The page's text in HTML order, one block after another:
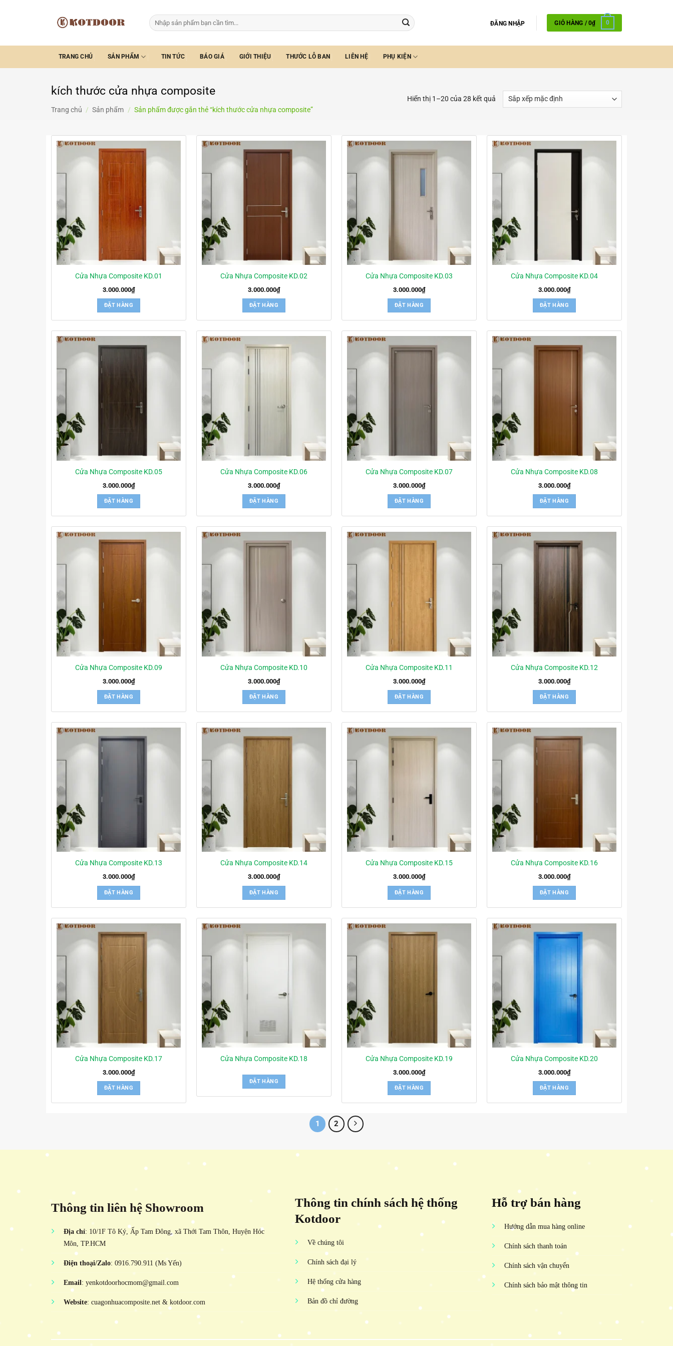
Tìm
kiếm:
ĐĂNG NHẬP GIỎ HÀNG /0₫ 0
TRANG CHỦ SẢN PHẨM TIN TỨC BÁO GIÁ GIỚI THIỆU THƯỚC LỖ BAN LIÊN HỆ PHỤ KIỆN
kích thước cửa nhựa composite
Trang chủ / Sản phẩm / Sản phẩm được gắn thẻ “kích thước cửa nhựa composite”
Hiển thị 1–20 của 28 kết quả
Cửa Nhựa Composite KD.01
3.000.000₫
ĐẶT HÀNG
Cửa Nhựa Composite KD.02
3.000.000₫
ĐẶT HÀNG
Cửa Nhựa Composite KD.03
3.000.000₫
ĐẶT HÀNG
Cửa Nhựa Composite KD.04
3.000.000₫
ĐẶT HÀNG
Cửa Nhựa Composite KD.05
3.000.000₫
ĐẶT HÀNG
Cửa Nhựa Composite KD.06
3.000.000₫
ĐẶT HÀNG
Cửa Nhựa Composite KD.07
3.000.000₫
ĐẶT HÀNG
Cửa Nhựa Composite KD.08
3.000.000₫
ĐẶT HÀNG
Cửa Nhựa Composite KD.09
3.000.000₫
ĐẶT HÀNG
Cửa Nhựa Composite KD.10
3.000.000₫
ĐẶT HÀNG
Cửa Nhựa Composite KD.11
3.000.000₫
ĐẶT HÀNG
Cửa Nhựa Composite KD.12
3.000.000₫
ĐẶT HÀNG
Cửa Nhựa Composite KD.13
3.000.000₫
ĐẶT HÀNG
Cửa Nhựa Composite KD.14
3.000.000₫
ĐẶT HÀNG
Cửa Nhựa Composite KD.15
3.000.000₫
ĐẶT HÀNG
Cửa Nhựa Composite KD.16
3.000.000₫
ĐẶT HÀNG
Cửa Nhựa Composite KD.17
3.000.000₫
ĐẶT HÀNG
Cửa Nhựa Composite KD.18
ĐẶT HÀNG
Cửa Nhựa Composite KD.19
3.000.000₫
ĐẶT HÀNG
Cửa Nhựa Composite KD.20
3.000.000₫
ĐẶT HÀNG
1 2
Thông tin liên hệ Showroom
Địa chỉ: 10/1F Tô Ký, Ấp Tam Đông, xã Thới Tam Thôn, Huyện Hóc
Môn, TP.HCM
Điện thoại/Zalo: 0916.790.911 (Ms Yến)
Email: yenkotdoorhocmom@gmail.com
Website: cuagonhuacomposite.net & kotdoor.com
Thông tin chính sách hệ thống
Kotdoor
Về chúng tôi
Chính sách đại lý
Hệ thống cửa hàng
Bản đồ chỉ đường
Hỗ trợ bán hàng
Hướng dẫn mua hàng online
Chính sách thanh toán
Chính sách vận chuyển
Chính sách bảo mật thông tin